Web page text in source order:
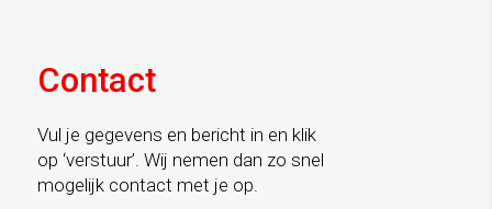
Contact
Vul je gegevens en bericht in en klik
op ‘verstuur’. Wij nemen dan zo snel
mogelijk contact met je op.